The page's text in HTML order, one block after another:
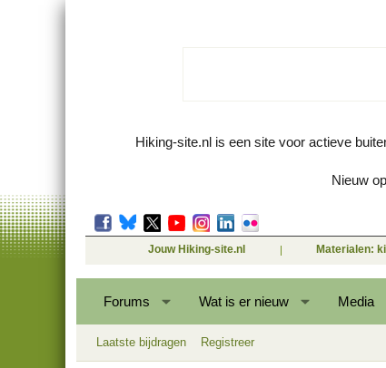
Hiking-site.nl is een site voor actieve
Nieuw
Jouw Hiking-site.nl Materialen:
Forums Wat is er nieuw Media
Laatste bijdragen Registreer